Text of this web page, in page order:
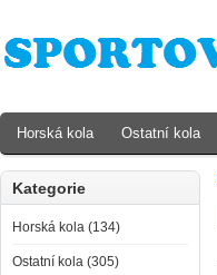
Kategorie
Horská kola (134)
Ostatní kola (305)
Horská kola Ostatní kola